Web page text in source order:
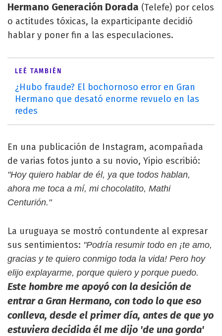
Hermano Generación Dorada (Telefe) por celos
o actitudes tóxicas, la exparticipante decidió
hablar y poner fin a las especulaciones.
LEÉ TAMBIÉN
¿Hubo fraude? El bochornoso error en Gran
Hermano que desató enorme revuelo en las
redes
En una publicación de Instagram, acompañada
de varias fotos junto a su novio, Yipio escribió:
"Hoy quiero hablar de él, ya que todos hablan,
ahora me toca a mí, mi chocolatito, Mathi
Centurión."
La uruguaya se mostró contundente al expresar
sus sentimientos: "Podría resumir todo en ¡te amo,
gracias y te quiero conmigo toda la vida! Pero hoy
elijo explayarme, porque quiero y porque puedo.
Este hombre me apoyó con la desición de
entrar a Gran Hermano, con todo lo que eso
conlleva, desde el primer día, antes de que yo
estuviera decidida él me dijo 'de una gorda'